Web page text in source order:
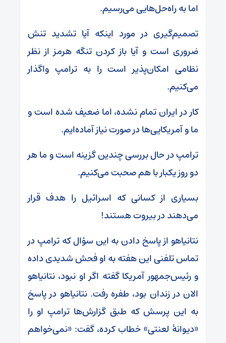
اما به راه‌حل‌هایی می‌رسیم.
تصمیم‌گیری در مورد اینکه آیا تشدید تنش
ضروری است و آیا باز کردن تنگه هرمز از نظر
نظامی امکان‌پذیر است را به ترامپ واگذار
می‌کنیم.
کار در ایران تمام نشده، اما ضعیف شده است و
ما و آمریکایی‌ها در صورت نیاز آماده‌ایم.
ترامپ در حال بررسی چندین گزینه است و ما هر
دو روز یکبار با هم صحبت می‌کنیم.
بسیاری از کسانی که اسرائیل را هدف قرار
می‌دهند در بیروت هستند!
نتانیاهو از پاسخ دادن به این سؤال که ترامپ در
تماس تلفنی این هفته به او فحش شدیدی داده
و رئیس‌جمهور آمریکا گفته اگر او نبود، نتانیاهو
الان در زندان بود، طفره رفت. نتانیاهو در پاسخ
به این پرسش که طبق گزارش‌ها ترامپ او را
«دیوانهٔ لعنتی» خطاب کرده، گفت: «نمی‌خواهم